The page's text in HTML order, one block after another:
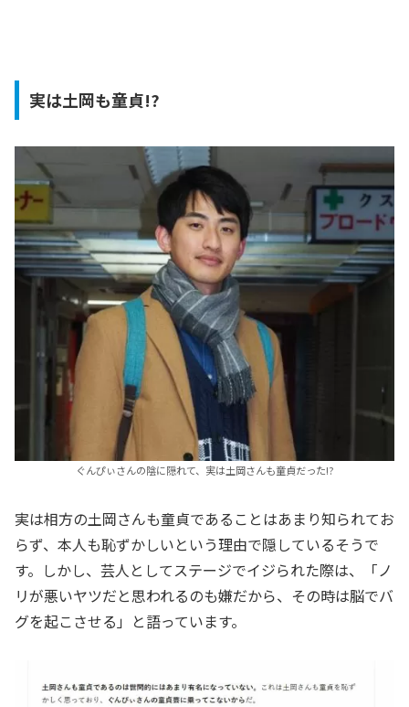
実は土岡も童貞!?
ぐんぴぃさんの陰に隠れて、実は土岡さんも童貞だった!?
実は相方の土岡さんも童貞であることはあまり知られてお
らず、本人も恥ずかしいという理由で隠しているそうで
す。しかし、芸人としてステージでイジられた際は、「ノ
リが悪いヤツだと思われるのも嫌だから、その時は脳でバ
グを起こさせる」と語っています。